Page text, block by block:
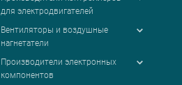
для электродвигателей
Вентиляторы и воздушные
нагнетатели
Производители электронных
компонентов